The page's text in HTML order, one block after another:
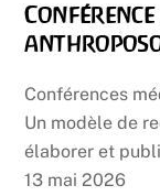
Conférences
Un modèle de
élaborer et
13 mai 2026